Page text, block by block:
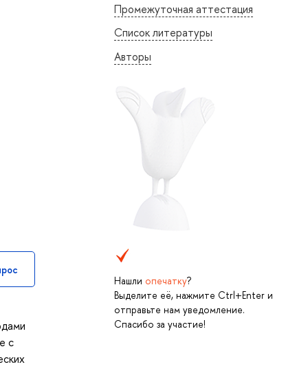
Промежуточная аттестация
Список литературы
Авторы
Нашли опечатку?
Выделите её, нажмите Ctrl+Enter и
отправьте нам уведомление.
Спасибо за участие!
с